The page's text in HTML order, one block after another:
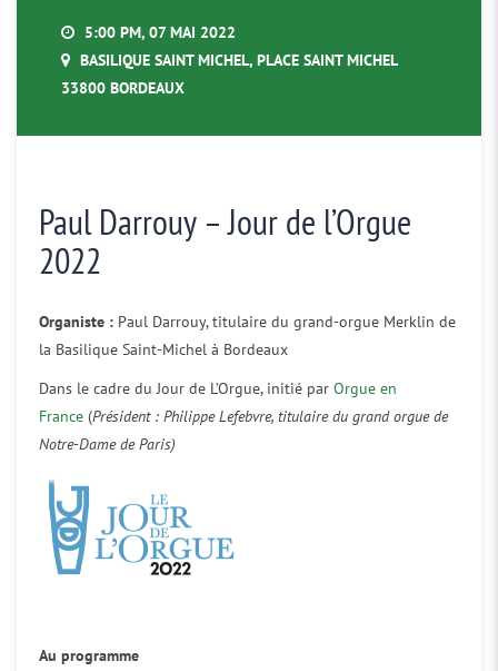
5:00 PM, 07 MAI 2022
BASILIQUE SAINT MICHEL, PLACE SAINT MICHEL
33800 BORDEAUX
Paul Darrouy – Jour de l’Orgue
2022
Organiste : Paul Darrouy, titulaire du grand-orgue Merklin de
la Basilique Saint-Michel à Bordeaux
Dans le cadre du Jour de L’Orgue, initié par Orgue en
France (Président : Philippe Lefebvre, titulaire du grand orgue de
Notre-Dame de Paris)
Au programme